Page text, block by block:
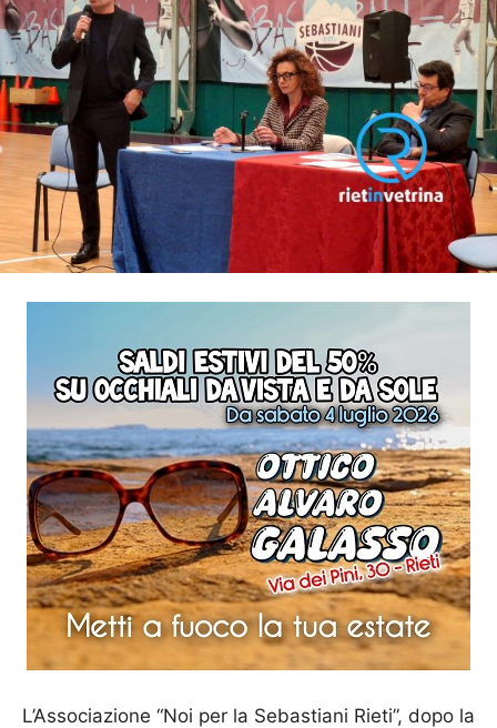
L’Associazione “Noi per la Sebastiani Rieti”, dopo la